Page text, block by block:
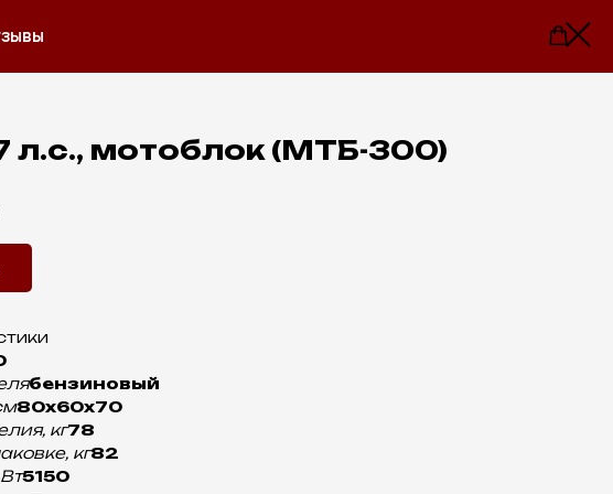
л.с., мотоблок (МТБ-300)
бензиновый
80x60x70
кг78
кг82
5150